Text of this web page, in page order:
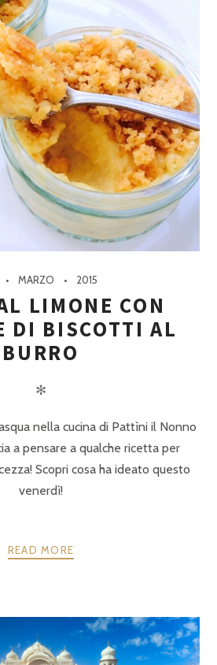
MARZO 2015
LIMONE CON
DI BISCOTTI AL
BURRO
✻
nella cucina di Pattìni il Nonno
a pensare a qualche ricetta per
Scopri cosa ha ideato questo
venerdì!
READ MORE